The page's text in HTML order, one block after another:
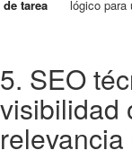
de tarea
lógico para
5. SEO
visibilidad